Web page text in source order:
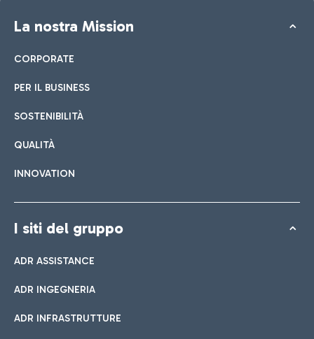
La nostra Mission
CORPORATE
PER IL BUSINESS
SOSTENIBILITÀ
QUALITÀ
INNOVATION
I siti del gruppo
ADR ASSISTANCE
ADR INGEGNERIA
ADR INFRASTRUTTURE